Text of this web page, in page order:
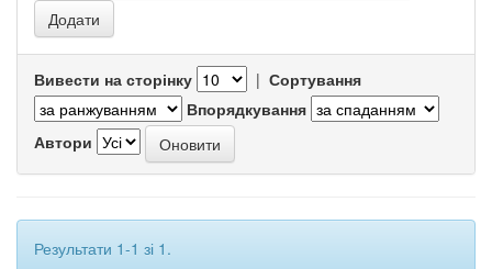
Вивести на сторінку | Сортування
Впорядкування
Автори
Результати 1-1 зі 1.